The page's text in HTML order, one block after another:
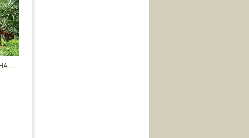
Jual Kebun Sawit 17330 HA Di Kalimantan Barat